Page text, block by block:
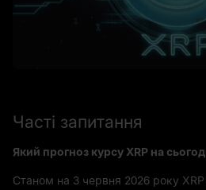
Часті запитання
Який прогноз курсу XRP на
Станом на 3 червня 2026 року XRP